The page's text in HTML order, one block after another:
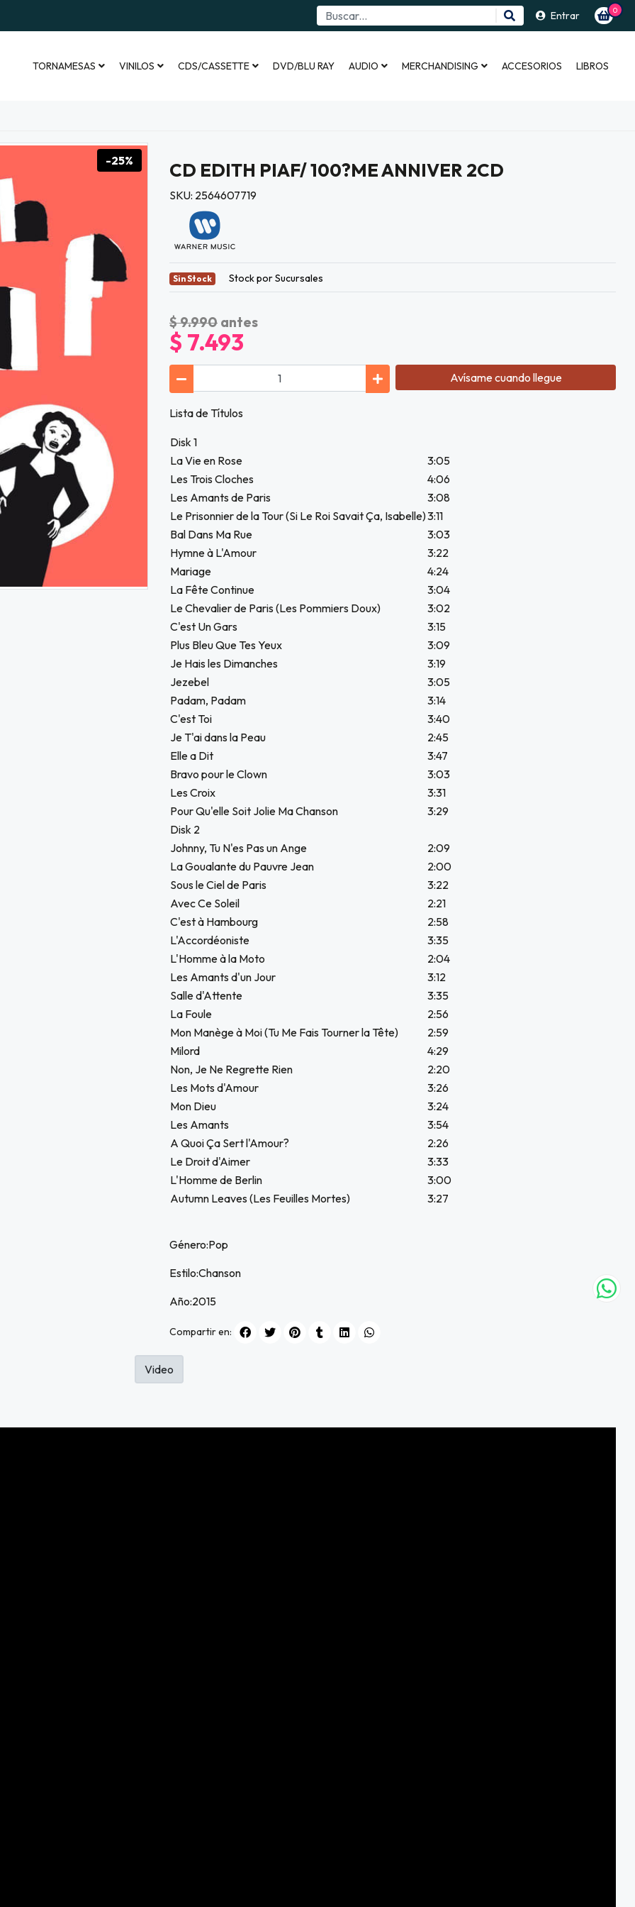
Entrar 0
TORNAMESAS VINILOS CDS/CASSETTE DVD/BLU RAY AUDIO MERCHANDISING ACCESORIOS LIBROS
-25% CD EDITH PIAF/ 100?ME ANNIVER 2CD
SKU: 2564607719
Sin Stock Stock por Sucursales
$ 9.990 antes
$ 7.493
Avísame cuando llegue
Lista de Títulos
Disk 1
La Vie en Rose
3:05
Les Trois Cloches
4:06
Les Amants de Paris
3:08
Le Prisonnier de la Tour (Si Le Roi Savait Ça, Isabelle)3:11
Bal Dans Ma Rue
3:03
Hymne à L'Amour
3:22
Mariage
4:24
La Fête Continue
3:04
Le Chevalier de Paris (Les Pommiers Doux)
3:02
C'est Un Gars
3:15
Plus Bleu Que Tes Yeux
3:09
Je Hais les Dimanches
3:19
Jezebel
3:05
Padam, Padam
3:14
C'est Toi
3:40
Je T'ai dans la Peau
2:45
Elle a Dit
3:47
Bravo pour le Clown
3:03
Les Croix
3:31
Pour Qu'elle Soit Jolie Ma Chanson
3:29
Disk 2
Johnny, Tu N'es Pas un Ange
2:09
La Goualante du Pauvre Jean
2:00
Sous le Ciel de Paris
3:22
Avec Ce Soleil
2:21
C'est à Hambourg
2:58
L'Accordéoniste
3:35
L'Homme à la Moto
2:04
Les Amants d'un Jour
3:12
Salle d'Attente
3:35
La Foule
2:56
Mon Manège à Moi (Tu Me Fais Tourner la Tête)
2:59
Milord
4:29
Non, Je Ne Regrette Rien
2:20
Les Mots d'Amour
3:26
Mon Dieu
3:24
Les Amants
3:54
A Quoi Ça Sert l'Amour?
2:26
Le Droit d'Aimer
3:33
L'Homme de Berlin
3:00
Autumn Leaves (Les Feuilles Mortes)
3:27
Género:Pop
Estilo:Chanson
Año:2015
Compartir en:
Video